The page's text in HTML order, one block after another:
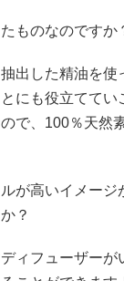
ものなのですか
出した精油を
にも役立てて
で、100％天然
高いイメージ
？
ィフューザーが